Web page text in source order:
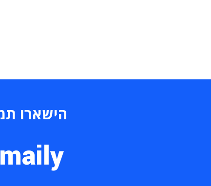
הישארו
maily